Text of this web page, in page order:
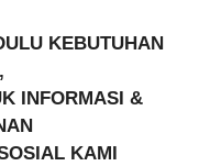
KEBUTUHAN
INFORMASI &
KAMI